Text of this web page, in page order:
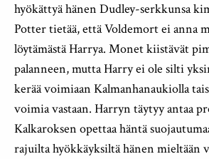
hyökättyä hänen Dudley-serkkunsa
Potter tietää, että Voldemort ei anna
löytämästä Harrya. Monet kiistävät
palanneen, mutta Harry ei ole silti
kerää voimiaan Kalmanhanaukiolla
voimia vastaan. Harryn täytyy antaa
Kalkaroksen opettaa häntä
rajuilta hyökkäyksiltä hänen mieltään